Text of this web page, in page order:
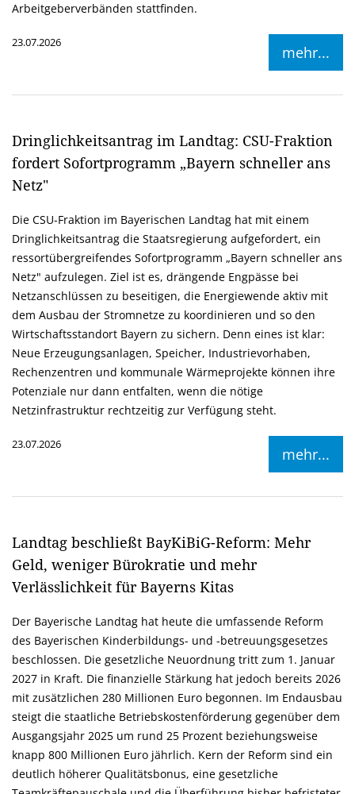
Arbeitgeberverbänden stattfinden.
23.07.2026
mehr...
Dringlichkeitsantrag im Landtag: CSU-Fraktion
fordert Sofortprogramm „Bayern schneller ans
Netz"
Die CSU-Fraktion im Bayerischen Landtag hat mit einem
Dringlichkeitsantrag die Staatsregierung aufgefordert, ein
ressortübergreifendes Sofortprogramm „Bayern schneller ans
Netz" aufzulegen. Ziel ist es, drängende Engpässe bei
Netzanschlüssen zu beseitigen, die Energiewende aktiv mit
dem Ausbau der Stromnetze zu koordinieren und so den
Wirtschaftsstandort Bayern zu sichern. Denn eines ist klar:
Neue Erzeugungsanlagen, Speicher, Industrievorhaben,
Rechenzentren und kommunale Wärmeprojekte können ihre
Potenziale nur dann entfalten, wenn die nötige
Netzinfrastruktur rechtzeitig zur Verfügung steht.
23.07.2026
mehr...
Landtag beschließt BayKiBiG-Reform: Mehr
Geld, weniger Bürokratie und mehr
Verlässlichkeit für Bayerns Kitas
Der Bayerische Landtag hat heute die umfassende Reform
des Bayerischen Kinderbildungs- und -betreuungsgesetzes
beschlossen. Die gesetzliche Neuordnung tritt zum 1. Januar
2027 in Kraft. Die finanzielle Stärkung hat jedoch bereits 2026
mit zusätzlichen 280 Millionen Euro begonnen. Im Endausbau
steigt die staatliche Betriebskostenförderung gegenüber dem
Ausgangsjahr 2025 um rund 25 Prozent beziehungsweise
knapp 800 Millionen Euro jährlich. Kern der Reform sind ein
deutlich höherer Qualitätsbonus, eine gesetzliche